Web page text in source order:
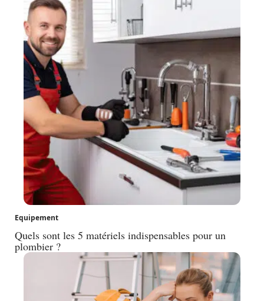
Equipement
Quels sont les 5 matériels indispensables pour un
plombier ?